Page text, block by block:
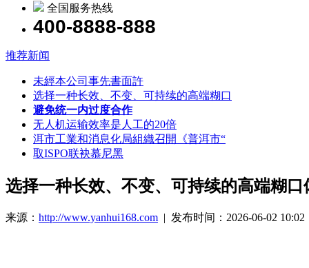
全国服务热线
400-8888-888
推荐新闻
未經本公司事先書面許
选择一种长效、不变、可持续的高端糊口
避免统一内过度合作
无人机运输效率是人工的20倍
洱市工業和消息化局組織召開《普洱市“
取ISPO联袂慕尼黑
选择一种长效、不变、可持续的高端糊口
来源： http://www.yanhui168.com | 发布时间：2026-06-02 10:02